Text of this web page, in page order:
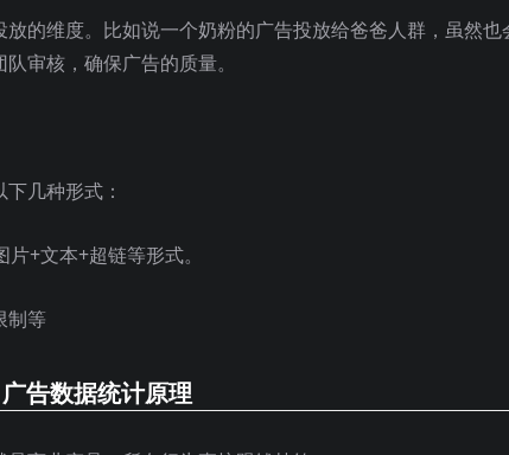
的维度。比如说一个奶粉的广告投放给爸爸人群，虽然也
审核，确保广告的质量。
几种形式：
+文本+超链等形式。
制等
广告数据统计原理